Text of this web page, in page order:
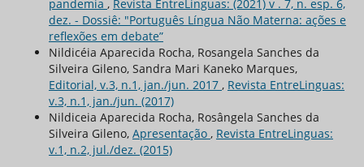
pandemia , Revista EntreLinguas: (2021) v . 7, n. esp. 6,
dez. - Dossiê: "Português Língua Não Materna: ações e
reflexões em debate”
Nildicéia Aparecida Rocha, Rosangela Sanches da
Silveira Gileno, Sandra Mari Kaneko Marques,
Editorial, v.3, n.1, jan./jun. 2017 , Revista EntreLinguas:
v.3, n.1, jan./jun. (2017)
Nildiceia Aparecida Rocha, Rosângela Sanches da
Silveira Gileno, Apresentação , Revista EntreLinguas:
v.1, n.2, jul./dez. (2015)